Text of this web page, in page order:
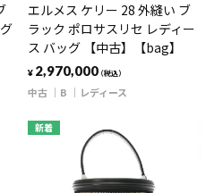
エルメス ケリー 28 外縫い ブ
ラック ポロサスリセ レディー
ス バッグ 【中古】【bag】
¥ 2,970,000（税込）
中古 B レディース
新着